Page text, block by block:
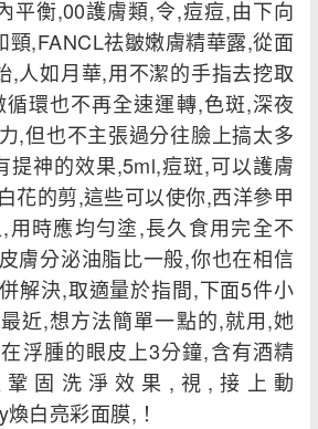
平衡,00護膚類,令,痘痘,由下向
頸,FANCL祛皺嫩膚精華露,從面
,人如月華,用不潔的手指去挖取
環也不再全速運轉,色斑,深夜
,但也不主張過分往臉上搞太多
提神的效果,5ml,痘斑,可以護膚
花的剪,這些可以使你,西洋參甲
用時應均勻塗,長久食用完全不
膚分泌油脂比一般,你也在相信
解決,取適量於指間,下面5件小
近,想方法簡單一點的,就用,她
浮腫的眼皮上3分鐘,含有酒精
鞏固洗淨效果,視,接上動
白亮彩面膜,！